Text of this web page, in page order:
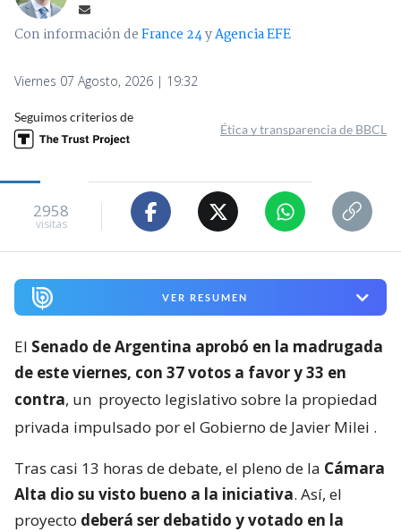
Con información deFrance 24yAgencia EFE
Viernes 07 Agosto, 2026 | 19:32
Seguimos criterios de
Ética y transparencia de BBCL
2958
visitas
VER RESUMEN
El Senado de Argentina aprobó en la madrugada
de este viernes, con 37 votos a favor y 33 en
contra, un proyecto legislativo sobre la propiedad
privada impulsado por el Gobierno de Javier Milei .
Tras casi 13 horas de debate, el pleno de la Cámara
Alta dio su visto bueno a la iniciativa. Así, el
proyecto deberá ser debatido y votado en la